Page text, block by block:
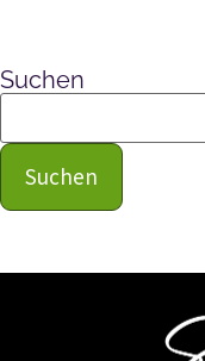
Suchen
Suchen